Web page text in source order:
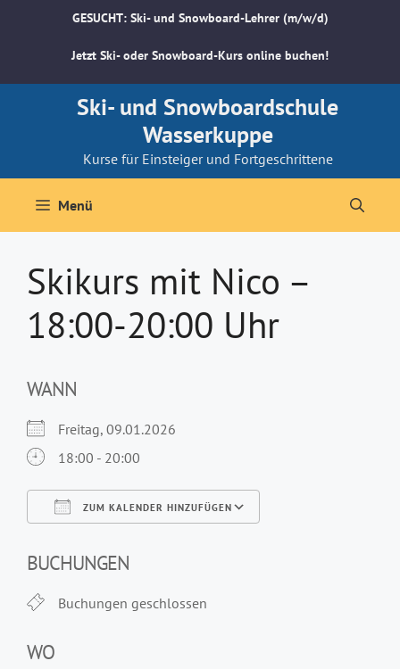
GESUCHT: Ski- und Snowboard-Lehrer (m/w/d)
Jetzt Ski- oder Snowboard-Kurs online buchen!
Ski- und Snowboardschule
Wasserkuppe
Kurse für Einsteiger und Fortgeschrittene
Menü
Skikurs mit Nico –
18:00-20:00 Uhr
WANN
Freitag, 09.01.2026
18:00 - 20:00
ZUM KALENDER HINZUFÜGEN
BUCHUNGEN
Buchungen geschlossen
WO